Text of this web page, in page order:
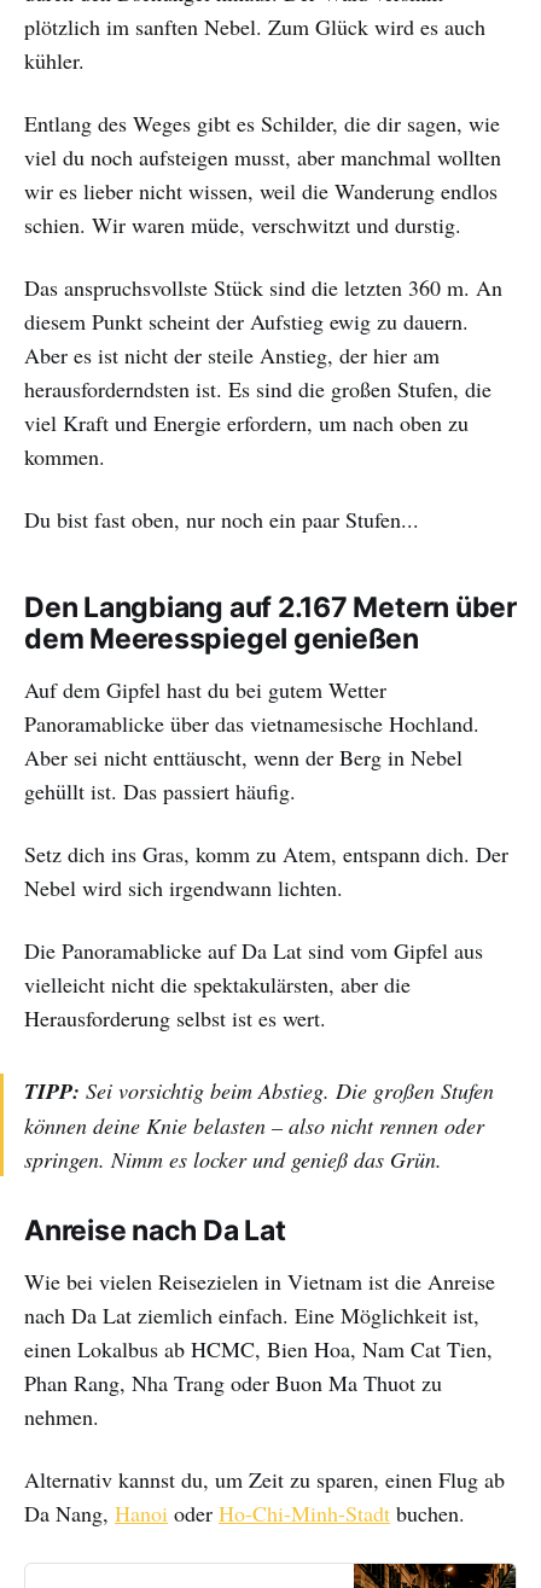
plötzlich im sanften Nebel. Zum Glück wird es auch
kühler.
Entlang des Weges gibt es Schilder, die dir sagen, wie
viel du noch aufsteigen musst, aber manchmal wollten
wir es lieber nicht wissen, weil die Wanderung endlos
schien. Wir waren müde, verschwitzt und durstig.
Das anspruchsvollste Stück sind die letzten 360 m. An
diesem Punkt scheint der Aufstieg ewig zu dauern.
Aber es ist nicht der steile Anstieg, der hier am
herausforderndsten ist. Es sind die großen Stufen, die
viel Kraft und Energie erfordern, um nach oben zu
kommen.
Du bist fast oben, nur noch ein paar Stufen...
Den Langbiang auf 2.167 Metern über
dem Meeresspiegel genießen
Auf dem Gipfel hast du bei gutem Wetter
Panoramablicke über das vietnamesische Hochland.
Aber sei nicht enttäuscht, wenn der Berg in Nebel
gehüllt ist. Das passiert häufig.
Setz dich ins Gras, komm zu Atem, entspann dich. Der
Nebel wird sich irgendwann lichten.
Die Panoramablicke auf Da Lat sind vom Gipfel aus
vielleicht nicht die spektakulärsten, aber die
Herausforderung selbst ist es wert.
TIPP: Sei vorsichtig beim Abstieg. Die großen Stufen
können deine Knie belasten – also nicht rennen oder
springen. Nimm es locker und genieß das Grün.
Anreise nach Da Lat
Wie bei vielen Reisezielen in Vietnam ist die Anreise
nach Da Lat ziemlich einfach. Eine Möglichkeit ist,
einen Lokalbus ab HCMC, Bien Hoa, Nam Cat Tien,
Phan Rang, Nha Trang oder Buon Ma Thuot zu
nehmen.
Alternativ kannst du, um Zeit zu sparen, einen Flug ab
Da Nang, Hanoi oder Ho-Chi-Minh-Stadt buchen.